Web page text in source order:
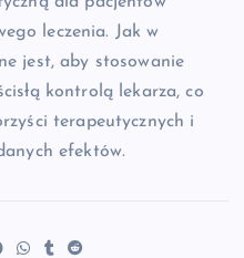
leczenia. Jak w
jest, aby stosowanie
kontrolą lekarza, co
terapeutycznych i
efektów.